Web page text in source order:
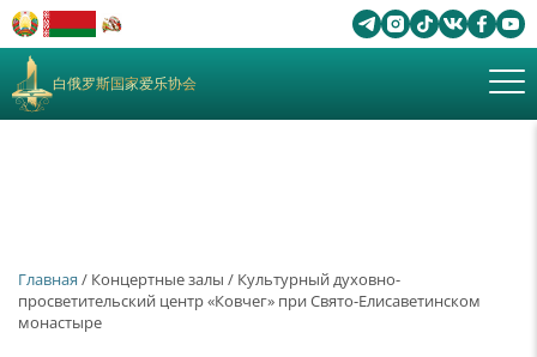
白俄罗斯国家爱乐协会
Главная / Концертные залы / Культурный духовно-
просветительский центр «Ковчег» при Свято-Елисаветинском
монастыре